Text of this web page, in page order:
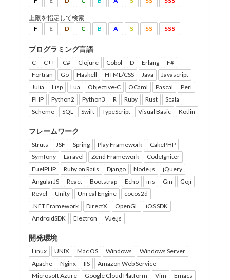
上限を指定して検索
F
E D C B A S SS SSS
プログラミング言語
C C++ C# Clojure Cobol D Erlang
F#
Fortran
Go Haskell HTML/CSS Java
Javascript
Julia
Lisp Lua Objective-C OCaml Pascal
Perl
PHP
Python2 Python3 R Ruby Rust
Scala
Scheme
SQL Swift TypeScript Visual Basic Kotlin
フレームワーク
Struts JSF Spring Play Framework
CakePHP
Symfony
Laravel Zend Framework
CodeIgniter
FuelPHP
Ruby on Rails Django Node.js
jQuery
AngularJS
React Bootstrap Echo iris Gin
Goji
Revel
Unity Unreal Engine
cocos2d
.NET Framework
DirectX OpenGL
iOS SDK
AndroidSDK
Electron Vue.js
開発環境
Linux UNIX Mac OS Windows
Windows Server
Apache
Nginx IIS
Amazon Web Service
Microsoft Azure
Google Cloud Platform Vim
Emacs